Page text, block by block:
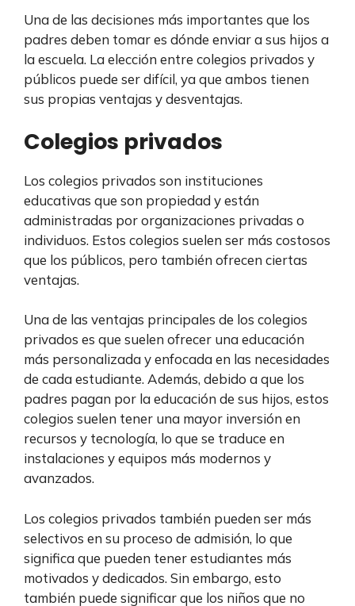
Una de las decisiones más importantes que los
padres deben tomar es dónde enviar a sus hijos a
la escuela. La elección entre colegios privados y
públicos puede ser difícil, ya que ambos tienen
sus propias ventajas y desventajas.
Colegios privados
Los colegios privados son instituciones
educativas que son propiedad y están
administradas por organizaciones privadas o
individuos. Estos colegios suelen ser más costosos
que los públicos, pero también ofrecen ciertas
ventajas.
Una de las ventajas principales de los colegios
privados es que suelen ofrecer una educación
más personalizada y enfocada en las necesidades
de cada estudiante. Además, debido a que los
padres pagan por la educación de sus hijos, estos
colegios suelen tener una mayor inversión en
recursos y tecnología, lo que se traduce en
instalaciones y equipos más modernos y
avanzados.
Los colegios privados también pueden ser más
selectivos en su proceso de admisión, lo que
significa que pueden tener estudiantes más
motivados y dedicados. Sin embargo, esto
también puede significar que los niños que no